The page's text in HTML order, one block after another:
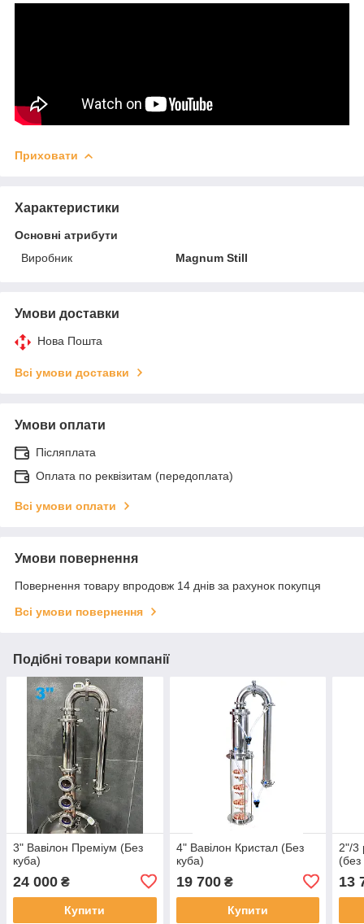
Приховати
Характеристики
Основні атрибути
Виробник
Magnum Still
Умови доставки
Нова Пошта
Всі умови доставки
Умови оплати
Післяплата
Оплата по реквізитам (передоплата)
Всі умови оплати
Умови повернення
Повернення товару впродовж 14 днів за рахунок покупця
Всі умови повернення
Подібні товари компанії
3" Вавілон Преміум (Без
куба)
24 000 ₴
Купити
4" Вавілон Кристал (Без
куба)
19 700₴
Купити
2"/3
(без
13